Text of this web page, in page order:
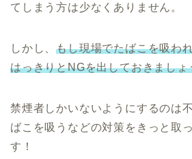
てしまう方は少なくありません。
しかし、もし現場でたばこを吸わ
はっきりとNGを出しておきましょ
禁煙者しかいないようにするのは
ばこを吸うなどの対策をきっと取
す！